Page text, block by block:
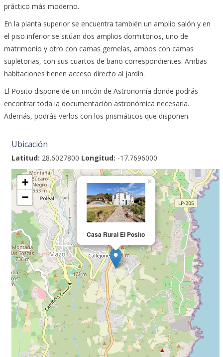
práctico más moderno.
En la planta superior se encuentra también un amplio salón y en
el piso inferior se sitúan dos amplios dormitorios, uno de
matrimonio y otro con camas gemelas, ambos con camas
supletorias, con sus cuartos de baño correspondientes. Ambas
habitaciones tienen acceso directo al jardín.
El Posito dispone de un rincón de Astronomía donde podrás
encontrar toda la documentación astronómica necesaria.
Además, podrás verlos con los prismáticos que disponen.
Ubicación
Latitud: 28.6027800 Longitud: -17.7696000
Casa Rural El Posito
×
+
−